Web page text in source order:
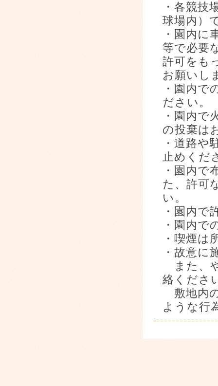
・各競技
球場内）
・園内に
等で必要
許可をも
お願いし
・園内で
ださい。
・園内で
の投棄は
・道路や
止めくだ
・園内で
た、許可
い。
・園内で
・園内で
・喫煙は
・故意に
また、
絡くださ
敷地内
ような行